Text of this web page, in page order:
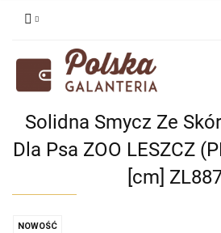
Solidna Smycz Ze
Dla Psa ZOO LESZCZ
[cm]
NOWOŚĆ